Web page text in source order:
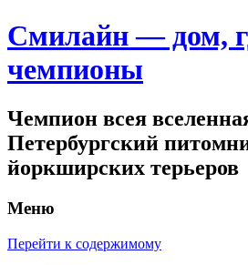
Смилайн — дом,
чемпионы
Чемпион всея
Петербургский
йоркширских терьеров
Меню
Перейти к содержимому